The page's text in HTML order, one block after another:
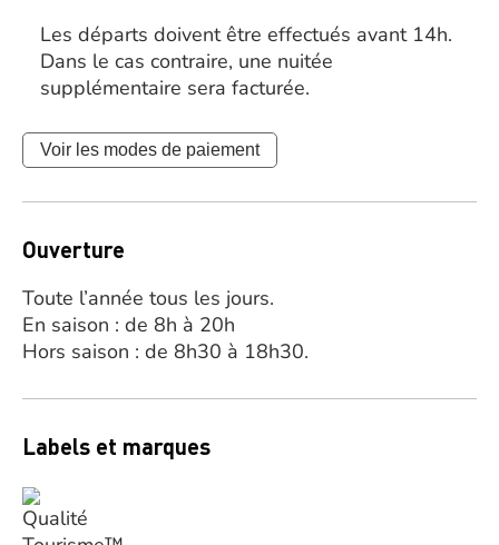
Les départs doivent être effectués avant 14h.
Dans le cas contraire, une nuitée
supplémentaire sera facturée.
Voir les modes de paiement
Ouverture
Toute l’année tous les jours.
En saison : de 8h à 20h
Hors saison : de 8h30 à 18h30.
Labels et marques